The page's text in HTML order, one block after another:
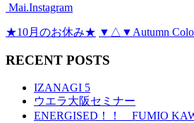
Mai.Instagram
★10月のお休み★ ▼△▼Autumn
RECENT POSTS
IZANAGI 5
ウエラ大阪セミナー
ENERGISED！！ FUMIO